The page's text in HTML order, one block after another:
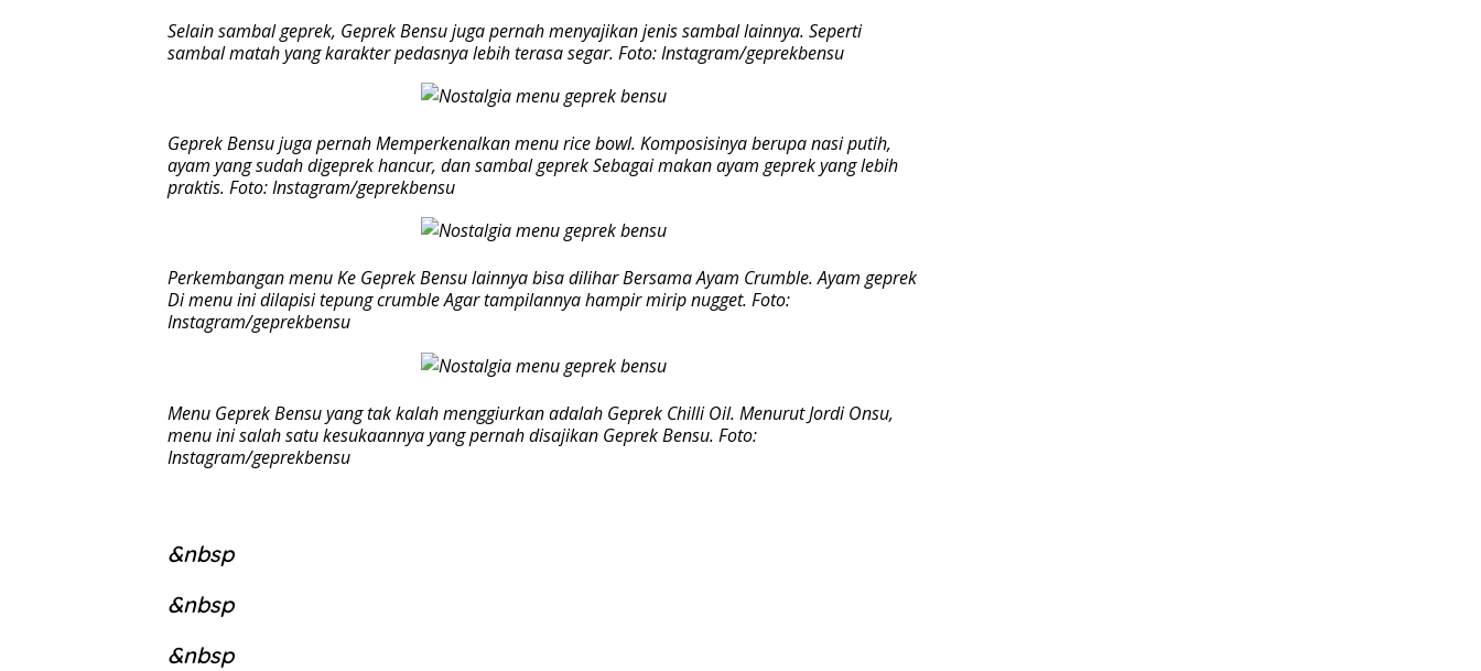
Selain sambal geprek, Geprek Bensu juga pernah menyajikan jenis sambal lainnya. Seperti
sambal matah yang karakter pedasnya lebih terasa segar. Foto: Instagram/geprekbensu
Geprek Bensu juga pernah Memperkenalkan menu rice bowl. Komposisinya berupa nasi putih,
ayam yang sudah digeprek hancur, dan sambal geprek Sebagai makan ayam geprek yang lebih
praktis. Foto: Instagram/geprekbensu
Perkembangan menu Ke Geprek Bensu lainnya bisa dilihar Bersama Ayam Crumble. Ayam geprek
Di menu ini dilapisi tepung crumble Agar tampilannya hampir mirip nugget. Foto:
Instagram/geprekbensu
Menu Geprek Bensu yang tak kalah menggiurkan adalah Geprek Chilli Oil. Menurut Jordi Onsu,
menu ini salah satu kesukaannya yang pernah disajikan Geprek Bensu. Foto:
Instagram/geprekbensu
&nbsp
&nbsp
&nbsp